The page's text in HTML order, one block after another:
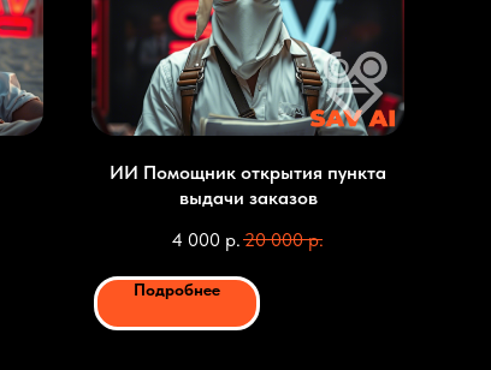
ИИ Помощник открытия пункта
выдачи заказов
4 000 р. 20 000 р.
Подробнее